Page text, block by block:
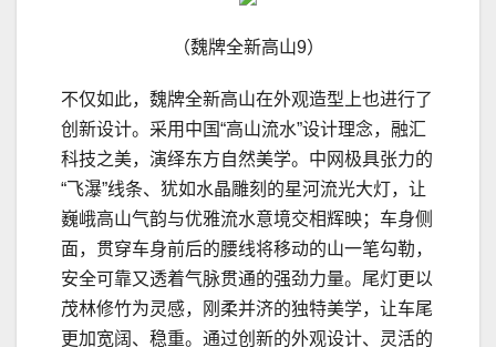
（魏牌全新高山9）
不仅如此，魏牌全新高山在外观造型上也进行了
创新设计。采用中国“高山流水”设计理念，融汇
科技之美，演绎东方自然美学。中网极具张力的
“飞瀑”线条、犹如水晶雕刻的星河流光大灯，让
巍峨高山气韵与优雅流水意境交相辉映；车身侧
面，贯穿车身前后的腰线将移动的山一笔勾勒，
安全可靠又透着气脉贯通的强劲力量。尾灯更以
茂林修竹为灵感，刚柔并济的独特美学，让车尾
更加宽阔、稳重。通过创新的外观设计、灵活的